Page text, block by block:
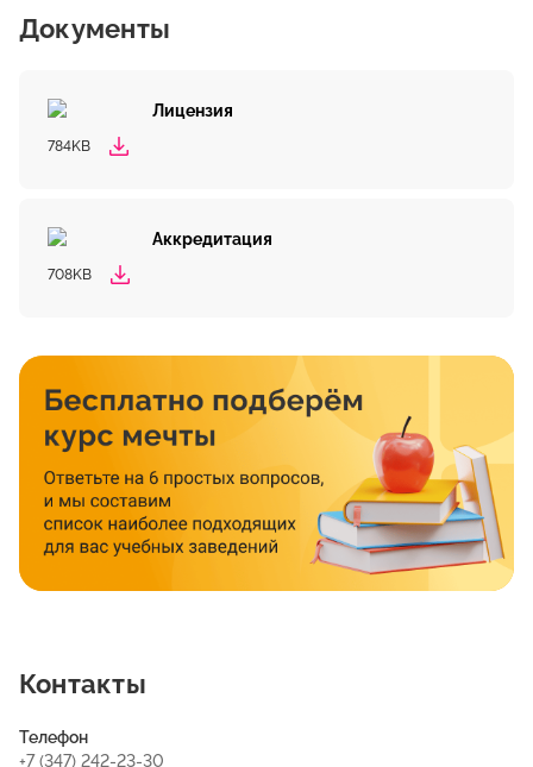
Документы
Лицензия
784KB
Аккредитация
708KB
Контакты
Телефон
+7 (347) 242-23-30